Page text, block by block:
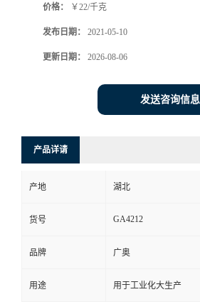
价格： ￥22/千克
发布日期： 2021-05-10
更新日期： 2026-08-06
发送咨询信息
产品详请
产地 湖北
货号 GA4212
品牌 广奥
用途 用于工业化大生产